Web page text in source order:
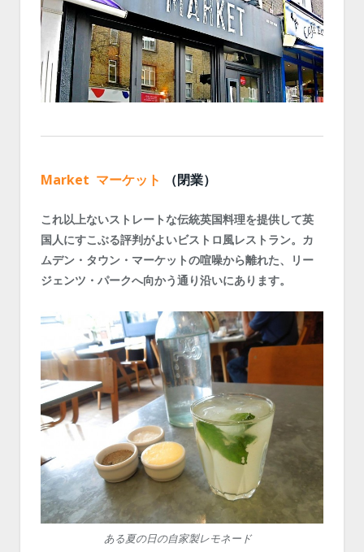
Market マーケット （閉業）
これ以上ないストレートな伝統英国料理を提供して英
国人にすこぶる評判がよいビストロ風レストラン。カ
ムデン・タウン・マーケットの喧噪から離れた、リー
ジェンツ・パークへ向かう通り沿いにあります。
ある夏の日の自家製レモネード